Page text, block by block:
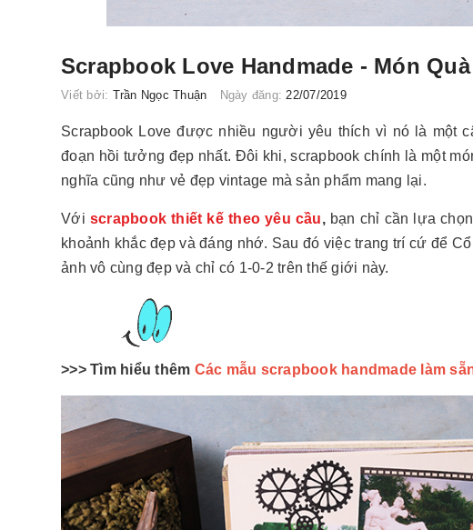
Scrapbook Love Handmade - Món
Viết bởi: Trần Ngọc Thuận Ngày đăng:22/07/2019
Scrapbook Love được nhiều người yêu thích vì nó là một
đoạn hồi tưởng đẹp nhất. Đôi khi, scrapbook chính là một
nghĩa cũng như vẻ đẹp vintage mà sản phẩm mang lại.
Với scrapbook thiết kế theo yêu cầu, bạn chỉ cần lựa
khoảnh khắc đẹp và đáng nhớ. Sau đó việc trang trí cứ để
ảnh vô cùng đẹp và chỉ có 1-0-2 trên thế giới này.
>>> Tìm hiểu thêm Các mẫu scrapbook handmade làm